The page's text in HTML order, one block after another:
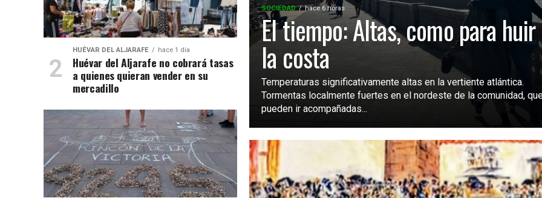
SOCIEDAD hace 6 horas
El tiempo: Altas, como para
la costa
Temperaturas significativamente altas en la vertiente atlántica.
Tormentas localmente fuertes en el nordeste de la comunidad,
pueden ir acompañadas...
HUÉVAR DEL ALJARAFE hace 1 día
Huévar del Aljarafe no cobrará tasas
a quienes quieran vender en su
mercadillo